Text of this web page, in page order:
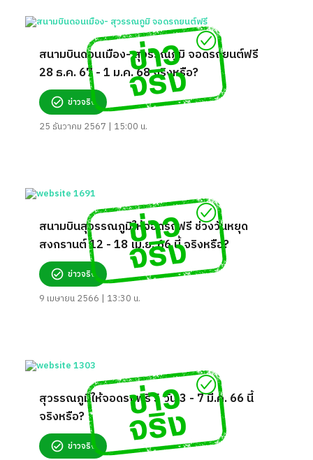
สนามบินดอนเมือง- สุวรรณภูมิ จอดรถยนต์ฟรี
28 ธ.ค. 67 - 1 ม.ค. 68 จริงหรือ?
ข่าวจริง
25 ธันวาคม 2567 | 15:00 น.
สนามบินสุวรรณภูมิให้จอดรถฟรี ช่วงวันหยุด
สงกรานต์ 12 - 18 เม.ย. 66 นี้ จริงหรือ?
ข่าวจริง
9 เมษายน 2566 | 13:30 น.
สุวรรณภูมิให้จอดรถฟรี 5 วัน 3 - 7 มี.ค. 66 นี้
จริงหรือ?
ข่าวจริง